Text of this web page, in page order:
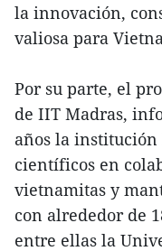
la innovación,
valiosa para
Por su parte, el
de IIT Madras,
años la institución
científicos en
vietnamitas y
con alrededor de
entre ellas la